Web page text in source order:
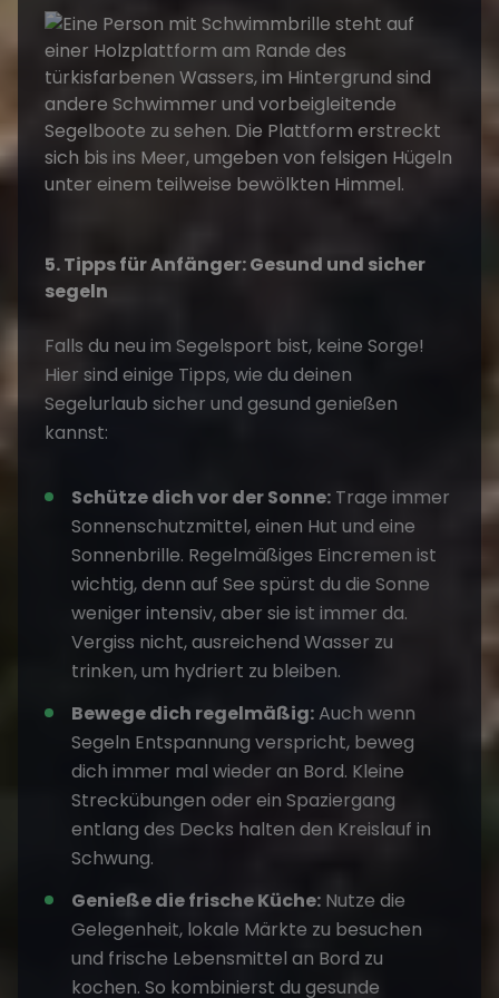
5. Tipps für Anfänger: Gesund und sicher
segeln
Falls du neu im Segelsport bist, keine Sorge!
Hier sind einige Tipps, wie du deinen
Segelurlaub sicher und gesund genießen
kannst:
Schütze dich vor der Sonne: Trage immer
Sonnenschutzmittel, einen Hut und eine
Sonnenbrille. Regelmäßiges Eincremen ist
wichtig, denn auf See spürst du die Sonne
weniger intensiv, aber sie ist immer da.
Vergiss nicht, ausreichend Wasser zu
trinken, um hydriert zu bleiben.
Bewege dich regelmäßig:Auch wenn
Segeln Entspannung verspricht, beweg
dich immer mal wieder an Bord. Kleine
Streckübungen oder ein Spaziergang
entlang des Decks halten den Kreislauf in
Schwung.
Genieße die frische Küche: Nutze die
Gelegenheit, lokale Märkte zu besuchen
und frische Lebensmittel an Bord zu
kochen. So kombinierst du gesunde